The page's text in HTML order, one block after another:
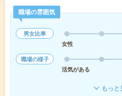
職場の雰囲気
男女比率
女性
職場の様子
活気がある
もっと